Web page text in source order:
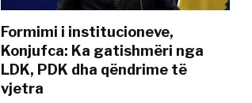
Formimi i institucioneve,
Konjufca: Ka gatishmëri nga
LDK, PDK dha qëndrime të
vjetra